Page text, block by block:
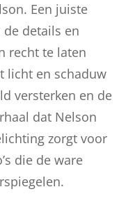
Een juiste
details en
recht te laten
licht en schaduw
versterken en de
dat Nelson
zorgt voor
die de ware